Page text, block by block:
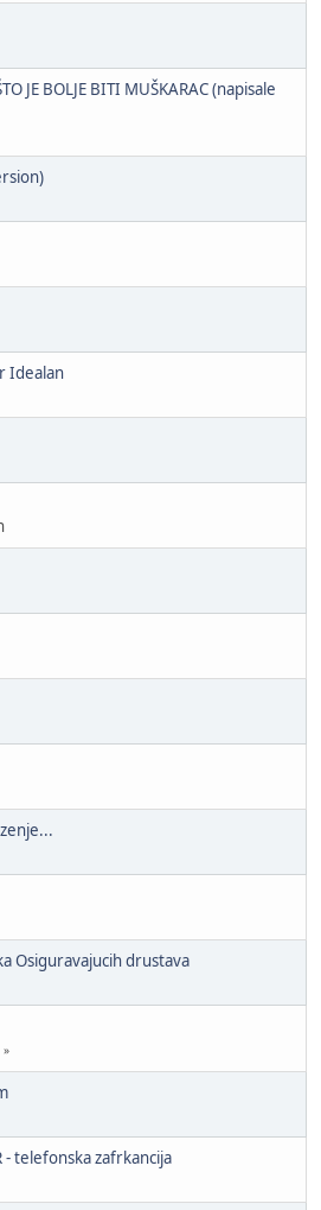
JE BOLJE BITI MUŠKARAC (napisale
Idealan
Osiguravajucih drustava
- telefonska zafrkancija